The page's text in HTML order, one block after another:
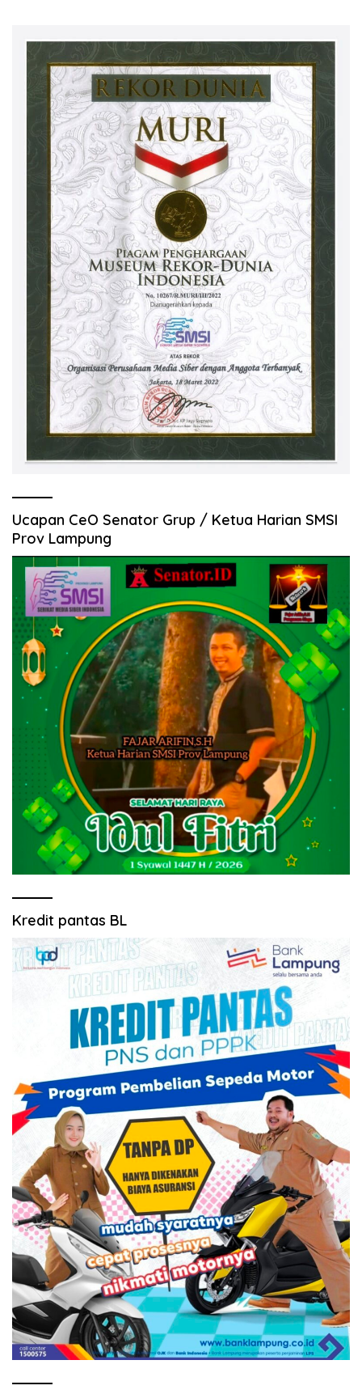
Ucapan CeO Senator Grup / Ketua Harian SMSI
Prov Lampung
Kredit pantas BL